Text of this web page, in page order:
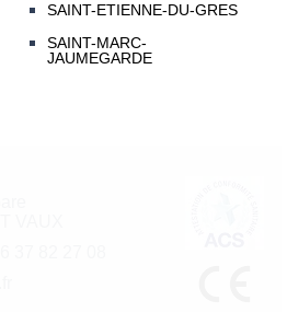
SAINT-ETIENNE-DU-GRES
SAINT-MARC-
JAUMEGARDE